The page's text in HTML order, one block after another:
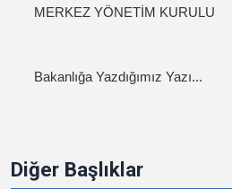
Diğer Başlıklar
MERKEZ YÖNETİM KURULU
Bakanlığa Yazdığımız Yazı...